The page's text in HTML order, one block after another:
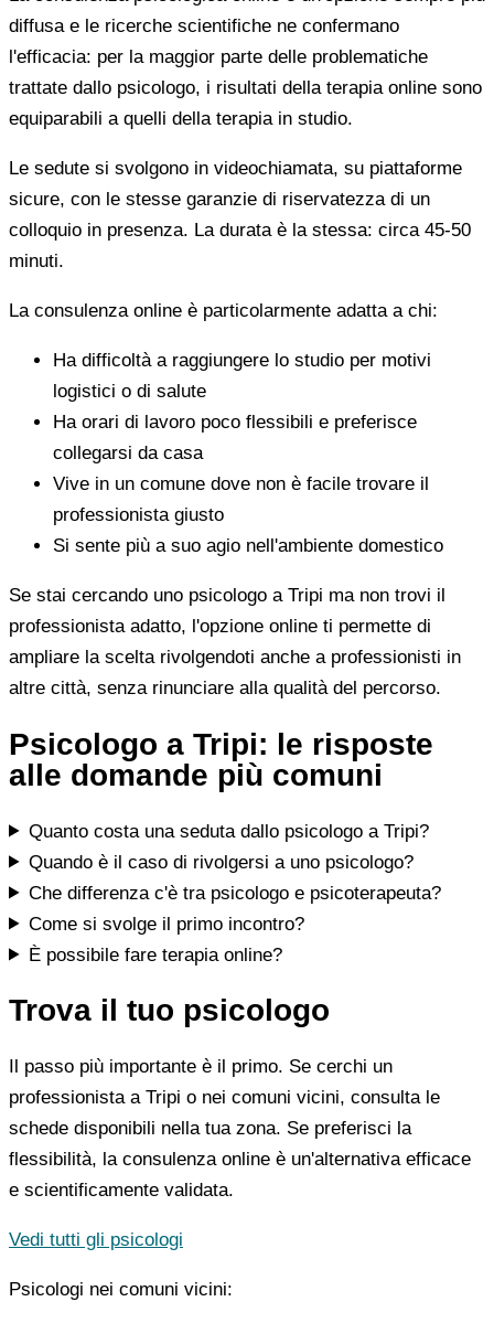
diffusa e le ricerche scientifiche ne confermano
l'efficacia: per la maggior parte delle problematiche
trattate dallo psicologo, i risultati della terapia online sono
equiparabili a quelli della terapia in studio.
Le sedute si svolgono in videochiamata, su piattaforme
sicure, con le stesse garanzie di riservatezza di un
colloquio in presenza. La durata è la stessa: circa 45-50
minuti.
La consulenza online è particolarmente adatta a chi:
Ha difficoltà a raggiungere lo studio per motivi
logistici o di salute
Ha orari di lavoro poco flessibili e preferisce
collegarsi da casa
Vive in un comune dove non è facile trovare il
professionista giusto
Si sente più a suo agio nell'ambiente domestico
Se stai cercando uno psicologo a Tripi ma non trovi il
professionista adatto, l'opzione online ti permette di
ampliare la scelta rivolgendoti anche a professionisti in
altre città, senza rinunciare alla qualità del percorso.
Psicologo a Tripi: le risposte
alle domande più comuni
Quanto costa una seduta dallo psicologo a Tripi?
Quando è il caso di rivolgersi a uno psicologo?
Che differenza c'è tra psicologo e psicoterapeuta?
Come si svolge il primo incontro?
È possibile fare terapia online?
Trova il tuo psicologo
Il passo più importante è il primo. Se cerchi un
professionista a Tripi o nei comuni vicini, consulta le
schede disponibili nella tua zona. Se preferisci la
flessibilità, la consulenza online è un'alternativa efficace
e scientificamente validata.
Vedi tutti gli psicologi
Psicologi nei comuni vicini: